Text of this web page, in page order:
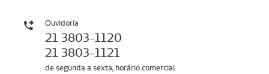
Ouvidoria
21 3803-1120
21 3803-1121
de segunda a sexta, horário comercial